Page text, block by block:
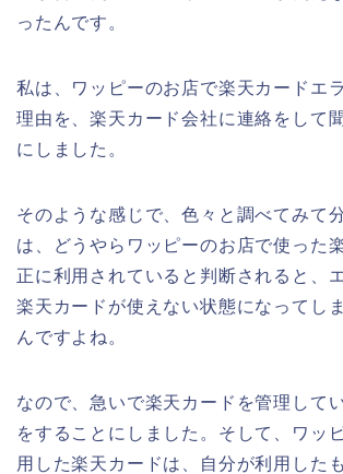
ったんです。
私は、ワッピーのお店で楽天カードエ
理由を、楽天カード会社に連絡をして
にしました。
そのような感じで、色々と調べてみて
は、どうやらワッピーのお店で使った
正に利用されていると判断されると、
楽天カードが使えない状態になってし
んですよね。
なので、急いで楽天カードを管理して
をすることにしました。そして、ワッ
用した楽天カードは、自分が利用した